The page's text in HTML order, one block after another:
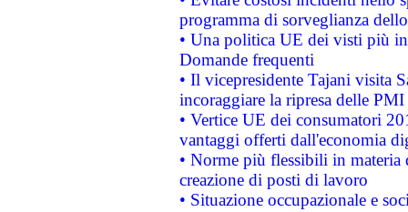
programma di sorveglianza
• Una politica UE dei visti più
Domande frequenti
• Il vicepresidente Tajani visita
incoraggiare la ripresa delle
• Vertice UE dei consumatori
vantaggi offerti dall'economia
• Norme più flessibili in materia
creazione di posti di lavoro
• Situazione occupazionale e